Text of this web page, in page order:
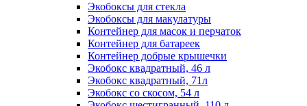
Экобоксы для стекла
Экобоксы для макулатуры
Контейнер для масок и перчаток
Контейнер для батареек
Контейнер добрые крышечки
Экобокс квадратный, 46 л
Экобокс квадратный, 71л
Экобокс со скосом, 54 л